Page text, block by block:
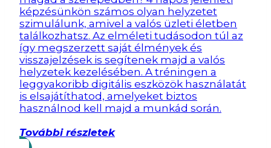
képzésünkön számos olyan helyzetet
szimulálunk, amivel a valós üzleti életben
találkozhatsz. Az elméleti tudásodon túl az
így megszerzett saját élmények és
visszajelzések is segítenek majd a valós
helyzetek kezelésében. A tréningen a
leggyakoribb digitális eszközök használatát
is elsajátíthatod, amelyeket biztos
használnod kell majd a munkád során.
További részletek